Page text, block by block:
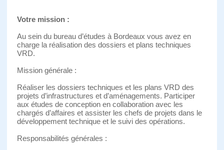
Votre mission :
Au sein du bureau d’études à Bordeaux vous avez en
charge la réalisation des dossiers et plans techniques
VRD.
Mission générale :
Réaliser les dossiers techniques et les plans VRD des
projets d’infrastructures et d’aménagements. Participer
aux études de conception en collaboration avec les
chargés d’affaires et assister les chefs de projets dans le
développement technique et le suivi des opérations.
Responsabilités générales :